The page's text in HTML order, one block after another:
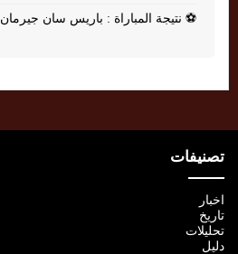
⚽ نتيجة المباراة : باريس سان جيرمان 0 - 0 بريست
تصنيفات
اخبار
تاريخ
تحليلات
دليل